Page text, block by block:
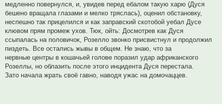
медленно повернулся, и, увидев перед ебалом такую харю (Дуся
бешено вращала глазами и мелко тряслась), оценил обстановку,
неспешно так прицелился и как заправский скотобой уебал Дусе
клювом прям промеж ухов. Тюк, ойть: Досмотрев как Дуся
ссыпалась на половичок, Розелло звонко присвистнул и продолжил
пиздеть. Все остались жывы в общем. Не знаю, что за
нервные центры в кошачьей голове поразил удар африканского
Розеллы, но облазить после этого инцидента Дуся перестала.
Зато начала жрать своё гавно, наводя ужас на домочаццев.